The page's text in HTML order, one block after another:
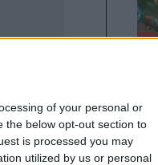
of your personal or
the below opt-out section to
is processed you may
utilized by us or personal
5